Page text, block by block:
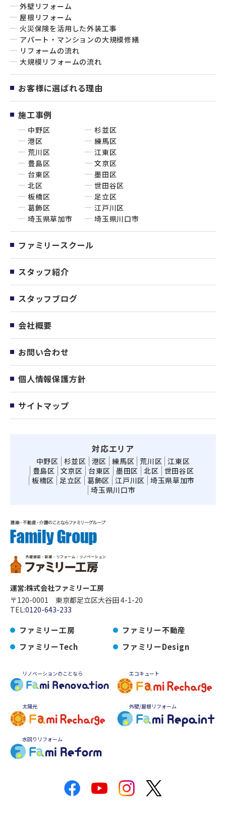
外壁リフォーム
屋根リフォーム
火災保険を活用した外装工事
アパート・マンションの大規模修繕
リフォームの流れ
大規模リフォームの流れ
お客様に選ばれる理由
施工事例
中野区
杉並区
港区
練馬区
荒川区
江東区
豊島区
文京区
台東区
墨田区
北区
世田谷区
板橋区
足立区
葛飾区
江戸川区
埼玉県草加市
埼玉県川口市
ファミリースクール
スタッフ紹介
スタッフブログ
会社概要
お問い合わせ
個人情報保護方針
サイトマップ
対応エリア
中野区 杉並区 港区 練馬区 荒川区 江東区
豊島区 文京区 台東区 墨田区 北区 世田谷区
板橋区
足立区 葛飾区 江戸川区 埼玉県草加市
埼玉県川口市
運営:株式会社ファミリー工房
〒120-0001 東京都足立区大谷田 4-1-20
TEL:0120-643-233
ファミリー工房
ファミリー不動産
ファミリーTech
ファミリーDesign
リノベーションのことなら エコキュート
太陽光 外壁/屋根リフォーム
水回りリフォーム